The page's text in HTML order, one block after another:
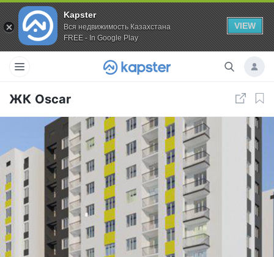
Kapster
Вся недвижимость Казахстана
FREE - In Google Play
VIEW
ЖК Oscar